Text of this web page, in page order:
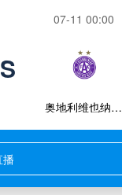
07-11 00:00
奥地利维也纳青年队
播